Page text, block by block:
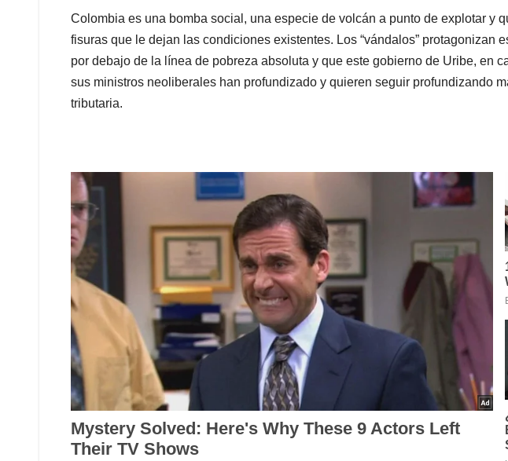
Colombia es una bomba social, una especie de volcán a punto de explotar y
fisuras que le dejan las condiciones existentes. Los “vándalos” protagonizan
por debajo de la línea de pobreza absoluta y que este gobierno de Uribe, en
sus ministros neoliberales han profundizado y quieren seguir profundizando
tributaria.